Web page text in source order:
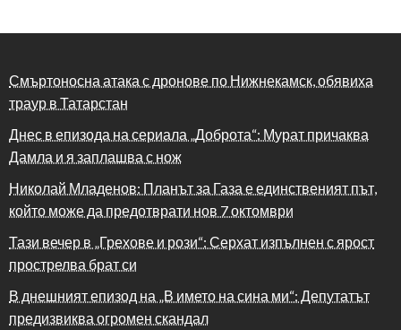
Смъртоносна атака с дронове по Нижнекамск, обявиха
траур в Татарстан
Днес в епизода на сериала „Доброта“: Мурат причаква
Дамла и я заплашва с нож
Николай Младенов: Планът за Газа е единственият път,
който може да предотврати нов 7 октомври
Тази вечер в „Грехове и рози“: Серхат изпълнен с ярост
прострелва брат си
В днешният епизод на „В името на сина ми“: Депутатът
предизвиква огромен скандал